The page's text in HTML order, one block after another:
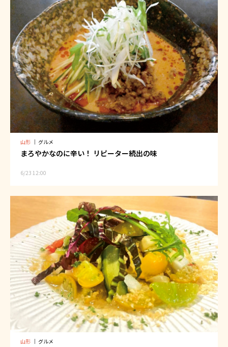
山形 ｜ グルメ
まろやかなのに辛い！ リピーター続出の味
6/23 12:00
山形 ｜ グルメ